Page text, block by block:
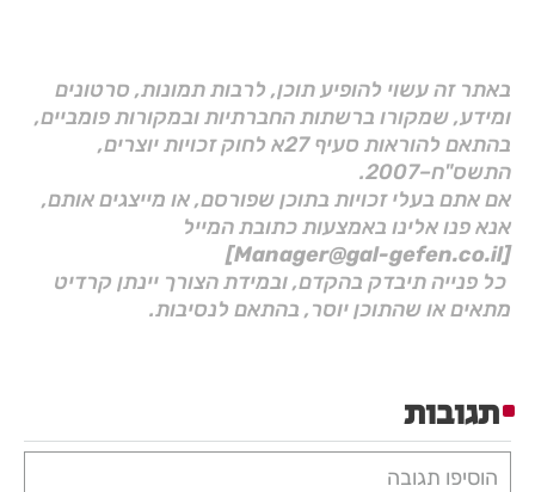
באתר זה עשוי להופיע תוכן, לרבות תמונות, סרטונים
ומידע, שמקורו ברשתות החברתיות ובמקורות פומביים,
בהתאם להוראות סעיף 27א לחוק זכויות יוצרים,
התשס"ח–2007.
אם אתם בעלי זכויות בתוכן שפורסם, או מייצגים אותם,
אנא פנו אלינו באמצעות כתובת המייל
[Manager@gal-gefen.co.il]
כל פנייה תיבדק בהקדם, ובמידת הצורך יינתן קרדיט
מתאים או שהתוכן יוסר, בהתאם לנסיבות.
תגובות
הוסיפו תגובה